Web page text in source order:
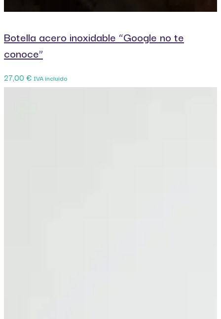
Botella acero inoxidable “Google no te
conoce”
27,00 € IVA incluido